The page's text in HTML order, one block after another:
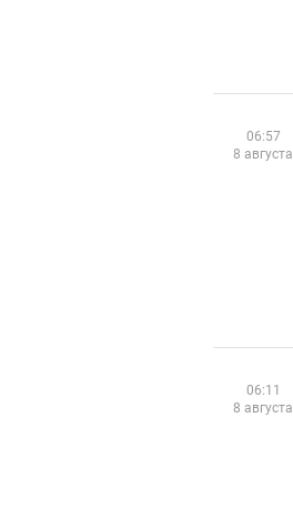
06:57
8 августа
06:11
8 августа